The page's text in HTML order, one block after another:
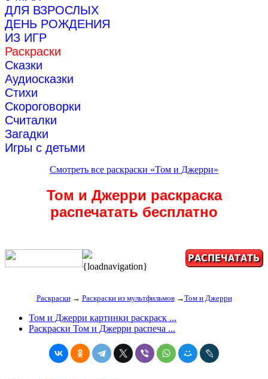
ДЛЯ ВЗРОСЛЫХ
ДЕНЬ РОЖДЕНИЯ
ИЗ ИГР
Раскраски
Сказки
Аудиосказки
Стихи
Скороговорки
Считалки
Загадки
Игры с детьми
Смотреть все раскраски «Том и Джерри»
Том и Джерри раскраска
распечатать бесплатно
{loadnavigation}
Раскраски→ Раскраски из мультфильмов→Том и Джерри
Том и Джерри картинки раскраск ...
Раскраски Том и Джерри распеча ...